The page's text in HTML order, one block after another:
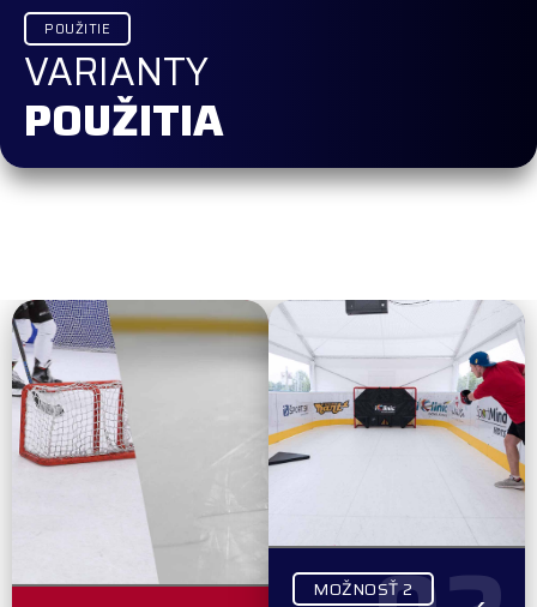
POUŽITIE
VARIANTY
POUŽITIA
MOŽNOSŤ 2